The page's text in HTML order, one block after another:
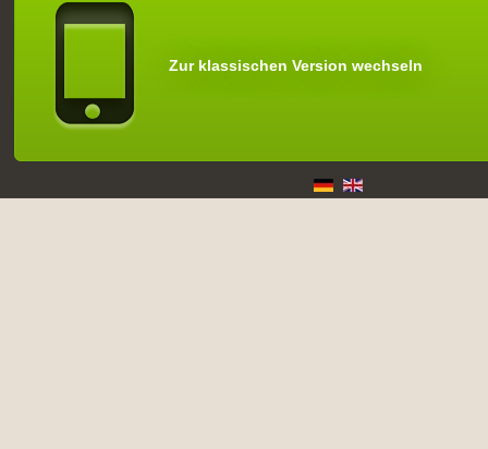
Zur klassischen Version wechseln